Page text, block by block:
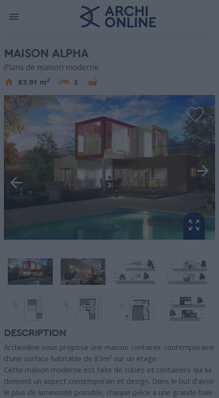
MAISON ALPHA
Plans de maison moderne
83.91 m2 3
DESCRIPTION
Archionline vous propose une maison container contemporaine
d’une surface habitable de 83m² sur un étage.
Cette maison moderne est faite de cubes et containers qui lui
donnent un aspect contemporain et design. Dans le but d’avoir
le plus de luminosité possible, chaque pièce a une grande baie